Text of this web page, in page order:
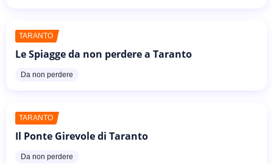
TARANTO
Le Spiagge da non perdere a Taranto
Da non perdere
TARANTO
Il Ponte Girevole di Taranto
Da non perdere